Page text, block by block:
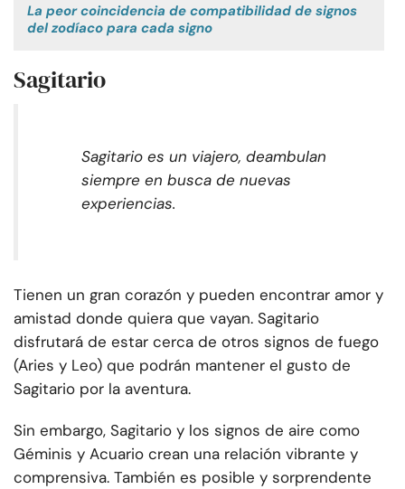
La peor coincidencia de compatibilidad de signos
del zodíaco para cada signo
Sagitario
Sagitario es un viajero, deambulan
siempre en busca de nuevas
experiencias.
Tienen un gran corazón y pueden encontrar amor y
amistad donde quiera que vayan. Sagitario
disfrutará de estar cerca de otros signos de fuego
(Aries y Leo) que podrán mantener el gusto de
Sagitario por la aventura.
Sin embargo, Sagitario y los signos de aire como
Géminis y Acuario crean una relación vibrante y
comprensiva. También es posible y sorprendente